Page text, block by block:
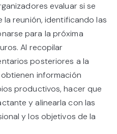
evaluar si se
reunión, identificando las
para la próxima
Al recopilar
posteriores a la
información
productivos, hacer que
y alinearla con las
y los objetivos de la